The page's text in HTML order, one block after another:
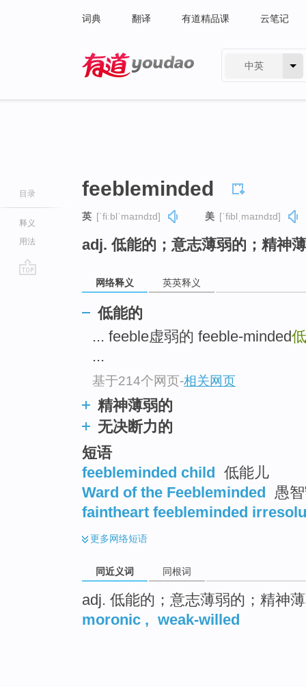
词典 翻译 有道精品课 云笔记
中英
目录
释义
用法
feebleminded
英 [ˈfiːblˈmaɪndɪd] 美 [ˈfiblˌmaɪndɪd]
adj. 低能的；意志薄弱的；精神
网络释义 英英释义
低能的
... feeble虚弱的 feeble-minded
...
基于214个网页-相关网页
精神薄弱的
无决断力的
短语
feebleminded child
低能儿
Ward of the Feebleminded
愚
faintheart feebleminded
更多网络短语
同近义词 同根词
adj. 低能的；意志薄弱的；精神
moronic , weak-willed